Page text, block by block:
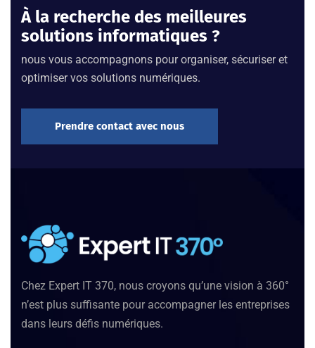
À la recherche des meilleures
solutions informatiques ?
nous vous accompagnons pour organiser, sécuriser et
optimiser vos solutions numériques.
Prendre contact avec nous
Chez Expert IT 370, nous croyons qu’une vision à 360°
n’est plus suffisante pour accompagner les entreprises
dans leurs défis numériques.